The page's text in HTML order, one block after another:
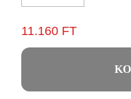
11.160 FT